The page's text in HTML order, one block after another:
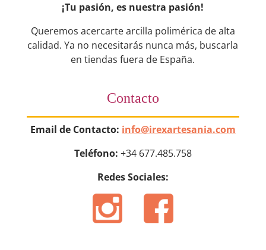
¡Tu pasión, es nuestra pasión!
Queremos acercarte arcilla polimérica de alta
calidad. Ya no necesitarás nunca más, buscarla
en tiendas fuera de España.
Contacto
Email de Contacto: info@irexartesania.com
Teléfono: +34 677.485.758
Redes Sociales: